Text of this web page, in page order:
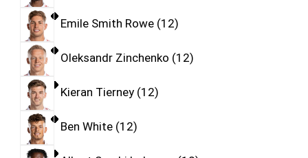
Emile Smith Rowe 12
Oleksandr Zinchenko 12
Kieran Tierney 12
Ben White 12